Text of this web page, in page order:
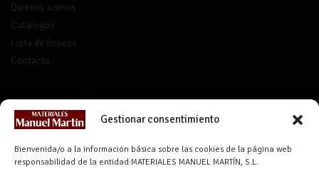
Gestionar consentimiento
Bienvenida/o a la información básica sobre las cookies de la página web
responsabilidad de la entidad:MATERIALES MANUEL MARTÍN, S.L.
Quiénes somos
Catálogos
Lista de deseos
Contacto
CONTACTO
info@materialesmanuelmartin.com
921 57 52 29